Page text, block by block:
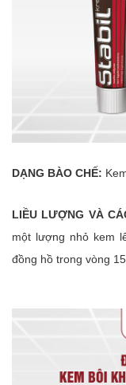
DẠNG BÀO CHẾ:
LIỀU LƯỢNG VÀ
một lượng nhỏ kem
đồng hồ trong vòng